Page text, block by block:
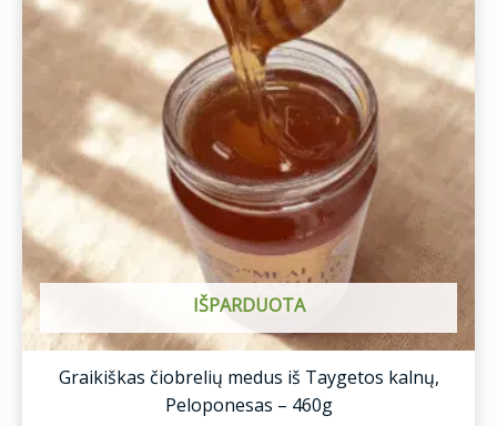
IŠPARDUOTA
Graikiškas čiobrelių medus iš Taygetos kalnų,
Peloponesas – 460g